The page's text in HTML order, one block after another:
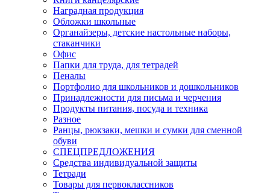
Наградная продукция
Обложки школьные
Органайзеры, детские настольные наборы,
стаканчики
Офис
Папки для труда, для тетрадей
Пеналы
Портфолио для школьников и дошкольников
Принадлежности для письма и черчения
Продукты питания, посуда и техника
Разное
Ранцы, рюкзаки, мешки и сумки для сменной
обуви
СПЕЦПРЕДЛОЖЕНИЯ
Средства индивидуальной защиты
Тетради
Товары для первоклассников